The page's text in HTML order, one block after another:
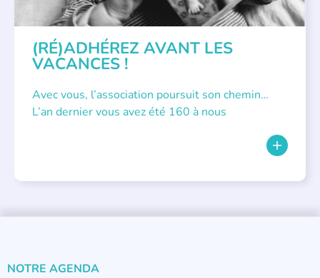
(RÉ)ADHÉREZ AVANT LES
VACANCES !
Avec vous, l’association poursuit son chemin…
L’an dernier vous avez été 160 à nous
NOTRE AGENDA